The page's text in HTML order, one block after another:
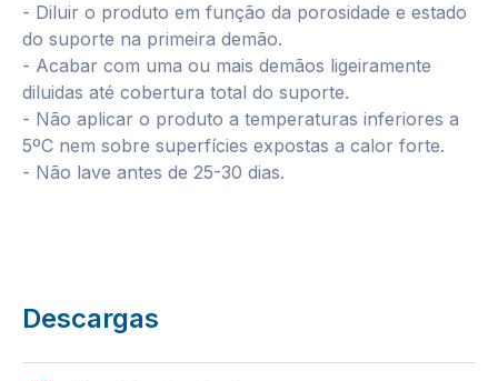
- Diluir o produto em função da porosidade e estado
do suporte na primeira demão.
- Acabar com uma ou mais demãos ligeiramente
diluidas até cobertura total do suporte.
- Não aplicar o produto a temperaturas inferiores a
5ºC nem sobre superfícies expostas a calor forte.
- Não lave antes de 25-30 dias.
Descargas